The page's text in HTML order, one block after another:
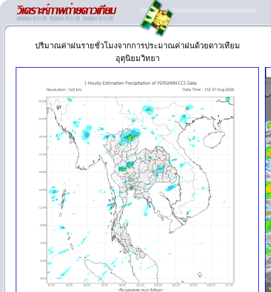
ปริมาณค่าฝนรายชั่วโมงจากการประมาณค่าฝนด้วยดาวเทียม
อุตุนิยมวิทยา